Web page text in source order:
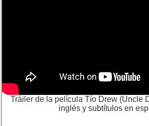
Tráiler de la película Tío Drew (Uncle
inglés y subtítulos en